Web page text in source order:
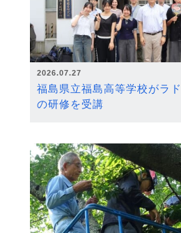
2026.07.27
福島県立福島高等学校がラ
の研修を受講